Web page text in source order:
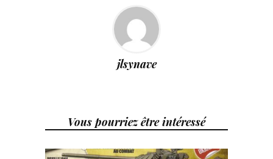
jlsynave
Vous pourriez être intéressé